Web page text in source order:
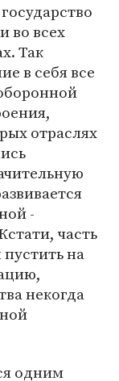
во всех
Так
в себя все
отраслях
-
часть
на
некогда
одним